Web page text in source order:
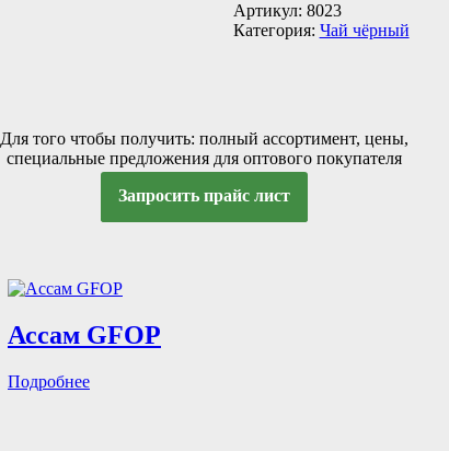
Артикул: 8023
Категория: Чай чёрный
Для того чтобы получить: полный ассортимент, цены,
специальные предложения для оптового покупателя
Запросить прайс лист
Ассам GFOP
Подробнее